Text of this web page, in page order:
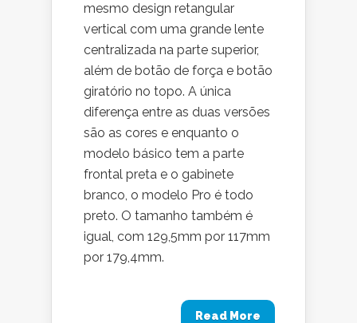
mesmo design retangular
vertical com uma grande lente
centralizada na parte superior,
além de botão de força e botão
giratório no topo. A única
diferença entre as duas versões
são as cores e enquanto o
modelo básico tem a parte
frontal preta e o gabinete
branco, o modelo Pro é todo
preto. O tamanho também é
igual, com 129,5mm por 117mm
por 179,4mm.
Read More